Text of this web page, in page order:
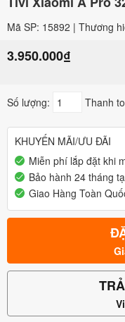
Mã SP: 15892 | Thương
3.950.000₫
Số lượng: Thanh
KHUYẾN MÃI/ƯU ĐÃI
Miễn phí lắp đặt khi
Bảo hành 24 tháng
Giao Hàng Toàn